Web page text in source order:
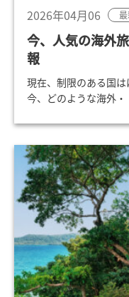
2026年04月06
今、人気の海外
報
現在、制限のある国は
今、どのような海外・